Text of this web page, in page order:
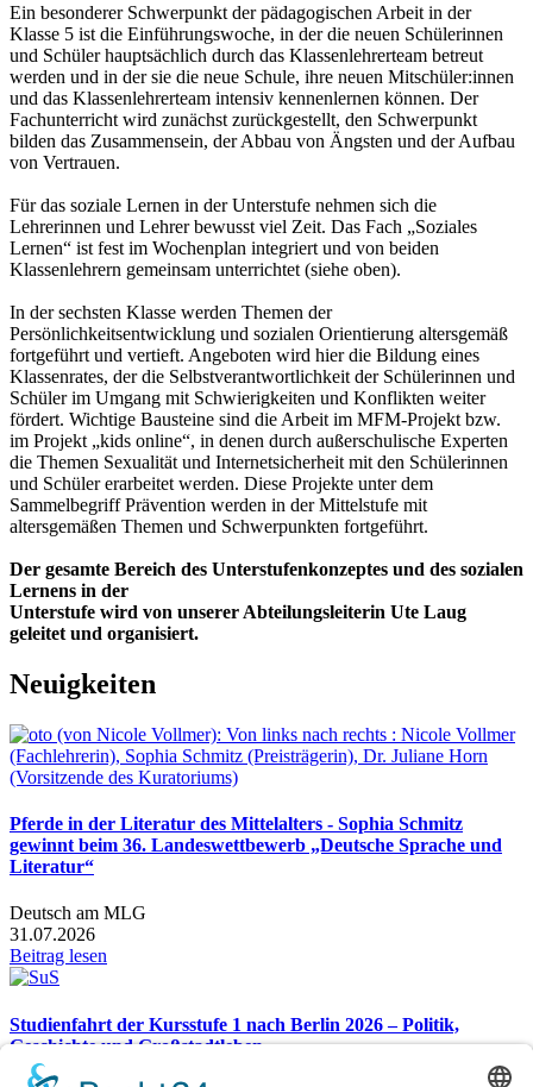
Ein besonderer Schwerpunkt der pädagogischen Arbeit in der
Klasse 5 ist die Einführungswoche, in der die neuen Schülerinnen
und Schüler hauptsächlich durch das Klassenlehrerteam betreut
werden und in der sie die neue Schule, ihre neuen Mitschüler:innen
und das Klassenlehrerteam intensiv kennenlernen können. Der
Fachunterricht wird zunächst zurückgestellt, den Schwerpunkt
bilden das Zusammensein, der Abbau von Ängsten und der Aufbau
von Vertrauen.
Für das soziale Lernen in der Unterstufe nehmen sich die
Lehrerinnen und Lehrer bewusst viel Zeit. Das Fach „Soziales
Lernen“ ist fest im Wochenplan integriert und von beiden
Klassenlehrern gemeinsam unterrichtet (siehe oben).
In der sechsten Klasse werden Themen der
Persönlichkeitsentwicklung und sozialen Orientierung altersgemäß
fortgeführt und vertieft. Angeboten wird hier die Bildung eines
Klassenrates, der die Selbstverantwortlichkeit der Schülerinnen und
Schüler im Umgang mit Schwierigkeiten und Konflikten weiter
fördert. Wichtige Bausteine sind die Arbeit im MFM-Projekt bzw.
im Projekt „kids online“, in denen durch außerschulische Experten
die Themen Sexualität und Internetsicherheit mit den Schülerinnen
und Schüler erarbeitet werden. Diese Projekte unter dem
Sammelbegriff Prävention werden in der Mittelstufe mit
altersgemäßen Themen und Schwerpunkten fortgeführt.
Der gesamte Bereich des Unterstufenkonzeptes und des sozialen
Lernens in der
Unterstufe wird von unserer Abteilungsleiterin Ute Laug
geleitet und organisiert.
Neuigkeiten
Pferde in der Literatur des Mittelalters - Sophia Schmitz
gewinnt beim 36. Landeswettbewerb „Deutsche Sprache und
Literatur“
Deutsch am MLG
31.07.2026
Beitrag lesen
Studienfahrt der Kursstufe 1 nach Berlin 2026 – Politik,
Geschichte und Großstadtleben